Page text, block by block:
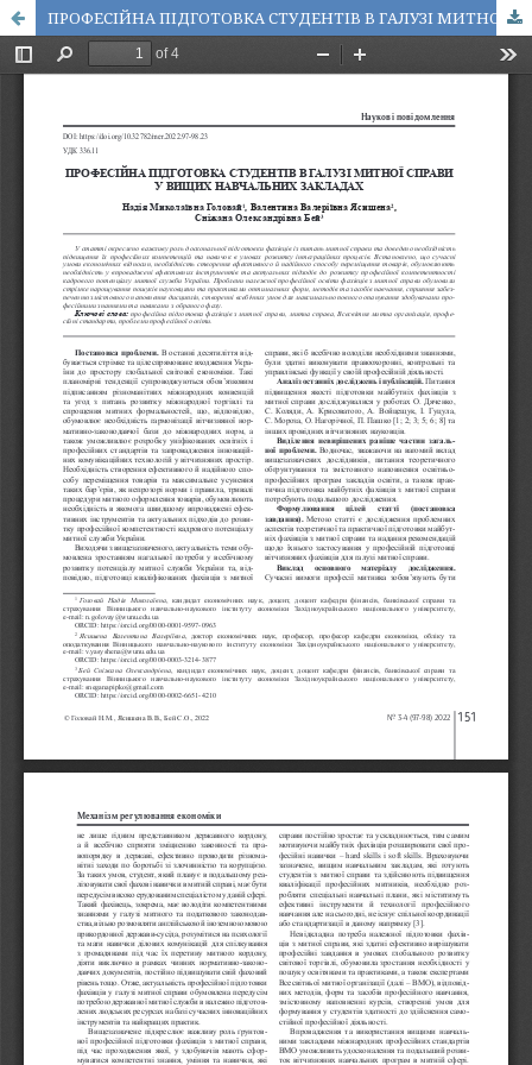
ПРОФЕСІЙНА ПІДГОТОВКА СТУДЕНТІВ В ГАЛУЗІ МИТНОЇ СПРАВИ У ВИЩИХ НАВЧАЛЬНИХ ЗАКЛАДАХ